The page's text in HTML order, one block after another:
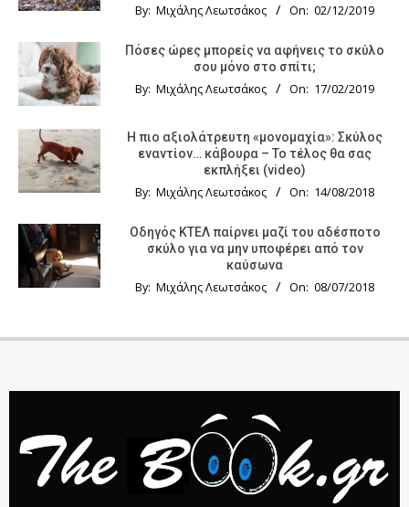
By: Μιχάλης Λεωτσάκος On: 02/12/2019
Πόσες ώρες μπορείς να αφήνεις το σκύλο
σου μόνο στο σπίτι;
By: Μιχάλης Λεωτσάκος On: 17/02/2019
Η πιο αξιολάτρευτη «μονομαχία»: Σκύλος
εναντίον… κάβουρα – Το τέλος θα σας
εκπλήξει (video)
By: Μιχάλης Λεωτσάκος On: 14/08/2018
Οδηγός KTΕΛ παίρνει μαζί του αδέσποτο
σκύλο για να μην υποφέρει από τον
καύσωνα
By: Μιχάλης Λεωτσάκος On: 08/07/2018